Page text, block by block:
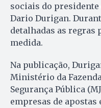
sociais do presidente
Dario Durigan.
detalhadas as regras
medida.
Na publicação,
Ministério da
Segurança Pública
empresas de apostas